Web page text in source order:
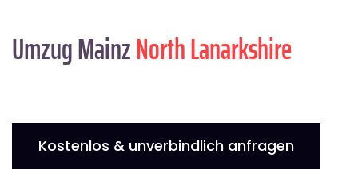
Umzug MainzNorth Lanarkshire
Kostenlos & unverbindlich anfragen